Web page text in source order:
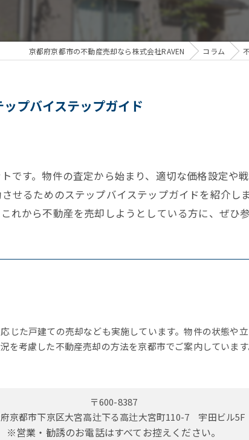
京都府京都市の不動産売却なら株式会社RAVEN コラム
プバイステップガイド
です。物件の査定から始まり、適切な価格設定や
せるためのステップバイステップガイドを紹介し
れから不動産を売却しようとしている方に、ぜひ
じた戸建ての売却なども実施しています。物件の状態や
を考慮した不動産売却の方法を京都市でご案内していま
〒600-8387
京都市下京区大宮高辻下る高辻大宮町110-7 宇田ビル5F
※営業・勧誘のお電話はすべてお控えください。